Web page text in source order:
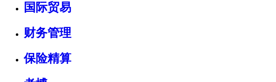
国际贸易
财务管理
保险精算